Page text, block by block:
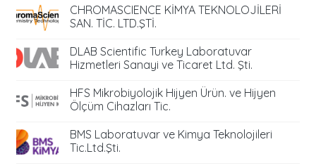
CHROMASCIENCE KİMYA TEKNOLOJİLERİ
SAN. TİC. LTD.ŞTİ.
DLAB Scientific Turkey Laboratuvar
Hizmetleri Sanayi ve Ticaret Ltd. Şti.
HFS Mikrobiyolojik Hijyen Ürün. ve Hijyen
Ölçüm Cihazları Tic.
BMS Laboratuvar ve Kimya Teknolojileri
Tic.Ltd.Şti.